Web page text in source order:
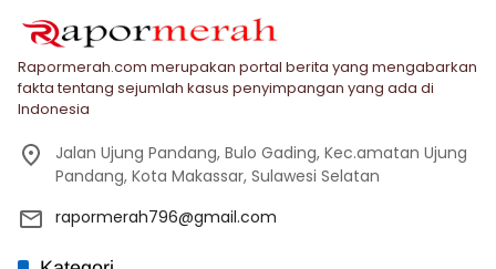
Rapormerah.com merupakan portal berita yang mengabarkan
fakta tentang sejumlah kasus penyimpangan yang ada di
Indonesia
Jalan Ujung Pandang, Bulo Gading, Kec.amatan Ujung
Pandang, Kota Makassar, Sulawesi Selatan
rapormerah796@gmail.com